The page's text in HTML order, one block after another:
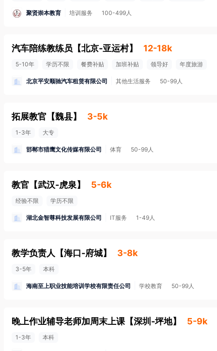
聚贤崇本教育 培训服务 100-499人
汽车陪练教练员 【北京-亚运村】 12-18k
5-10年 学历不限 餐费补贴 加班补贴 领导好 年度旅游
北京平安顺驰汽车租赁有限公司 其他生活服务 50-99人
拓展教官 【魏县】 3-5k
1-3年 大专
邯郸市猎鹰文化传媒有限公司 体育 50-99人
教官 【武汉-虎泉】 5-6k
经验不限 学历不限
湖北金智尊科技发展有限公司 IT服务 1-49人
教学负责人 【海口-府城】 3-8k
3-5年 本科
海南至上职业技能培训学校有限责任公司 学校教育 50-99人
晚上作业辅导老师加周末上课 【深圳-坪地】 5-9k
1-3年 本科